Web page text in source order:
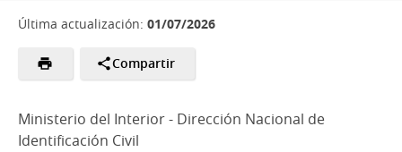
Última actualización: 01/07/2026
Compartir
Ministerio del Interior - Dirección Nacional de
Identificación Civil